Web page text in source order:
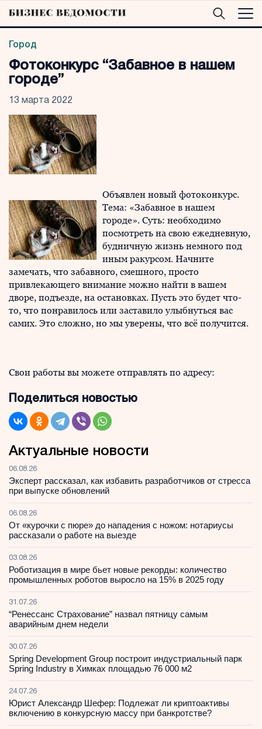
Город
Фотоконкурс “Забавное в нашем
городе”
13 марта 2022
Объявлен новый фотоконкурс.
Тема: «Забавное в нашем
городе». Суть: необходимо
посмотреть на свою ежедневную,
будничную жизнь немного под
иным ракурсом. Начните
замечать, что забавного, смешного, просто
привлекающего внимание можно найти в вашем
дворе, подъезде, на остановках. Пусть это будет что-
то, что понравилось или заставило улыбнуться вас
самих. Это сложно, но мы уверены, что всё получится.
Свои работы вы можете отправлять по адресу:
Поделиться новостью
Актуальные новости
06.08.26
Эксперт рассказал, как избавить разработчиков от стресса
при выпуске обновлений
06.08.26
От «курочки с пюре» до нападения с ножом: нотариусы
рассказали о работе на выезде
03.08.26
Роботизация в мире бьет новые рекорды: количество
промышленных роботов выросло на 15% в 2025 году
31.07.26
“Ренессанс Страхование” назвал пятницу самым
аварийным днем недели
30.07.26
Spring Development Group построит индустриальный парк
Spring Industry в Химках площадью 76 000 м2
24.07.26
Юрист Александр Шефер: Подлежат ли криптоактивы
включению в конкурсную массу при банкротстве?